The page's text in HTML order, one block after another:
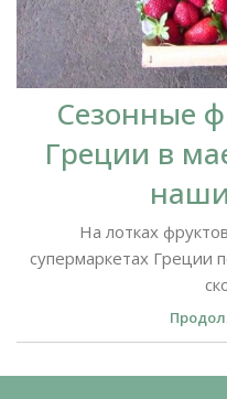
Сезонные
Греции в
На лотках
супермаркетах Греции